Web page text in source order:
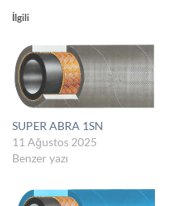
İlgili
SUPER ABRA 1SN
11 Ağustos 2025
Benzer yazı